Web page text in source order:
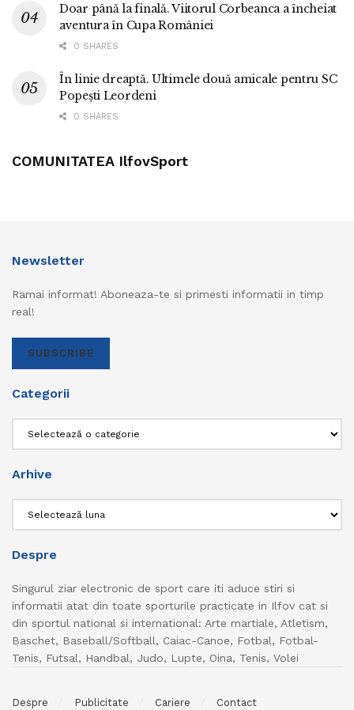
Doar până la finală. Viitorul Corbeanca a încheiat
aventura în Cupa României
0 SHARES
În linie dreaptă. Ultimele două amicale pentru SC
Popești Leordeni
0 SHARES
COMUNITATEA IlfovSport
Newsletter
Ramai informat! Aboneaza-te si primesti informatii in timp
real!
SUBSCRIBE
Categorii
Arhive
Despre
Singurul ziar electronic de sport care iti aduce stiri si
informatii atat din toate sporturile practicate in Ilfov cat si
din sportul national si international: Arte martiale, Atletism,
Baschet, Baseball/Softball, Caiac-Canoe, Fotbal, Fotbal-
Tenis, Futsal, Handbal, Judo, Lupte, Oina, Tenis, Volei
Despre Publicitate Cariere Contact